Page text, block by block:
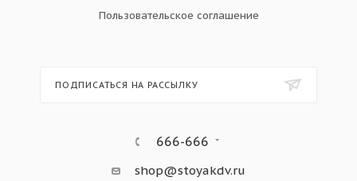
Пользовательское соглашение
ПОДПИСАТЬСЯ НА РАССЫЛКУ
666-666
shop@stoyakdv.ru